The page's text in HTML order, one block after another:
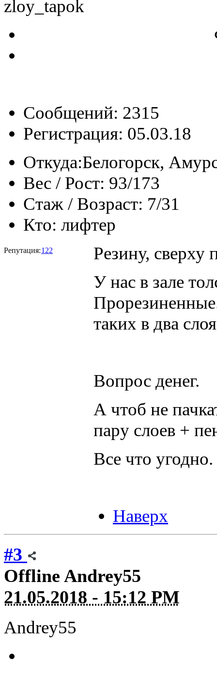
zloy_tapok
Сообщений: 2315
Регистрация: 05.03.18
Откуда:Белогорск,
Вес / Рост: 93/173
Стаж / Возраст: 7/31
Кто: лифтер
Репутация:122
Резину, сверху
У нас в зале
таких в два
Вопрос денег.
А чтоб не
пару слоев +
Все что угодно.
Наверх
#3
Offline Andrey55
21.05.2018 - 15:12 PM
Andrey55